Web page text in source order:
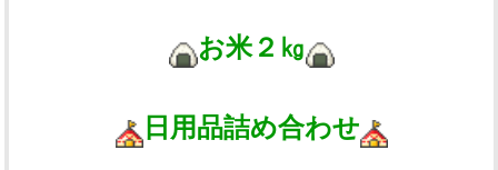
お米２㎏
日用品詰め合わせ